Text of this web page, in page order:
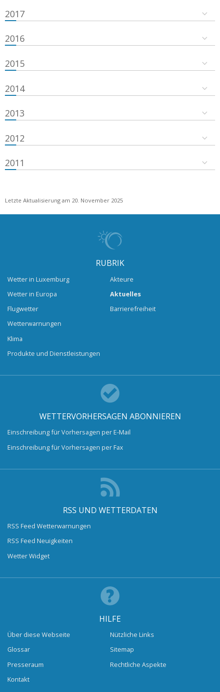
2017
2016
2015
2014
2013
2012
2011
Letzte Aktualisierung am 20. November 2025
RUBRIK
Wetter in Luxemburg
Wetter in Europa
Flugwetter
Wetterwarnungen
Klima
Produkte und Dienstleistungen
Akteure
Aktuelles
Barrierefreiheit
WETTERVORHERSAGEN ABONNIEREN
Einschreibung für Vorhersagen per E-Mail
Einschreibung für Vorhersagen per Fax
RSS UND WETTERDATEN
RSS Feed Wetterwarnungen
RSS Feed Neuigkeiten
Wetter Widget
HILFE
Über diese Webseite
Glossar
Presseraum
Kontakt
Nützliche Links
Sitemap
Rechtliche Aspekte